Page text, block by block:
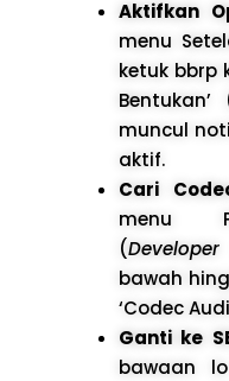
Aktifkan
menu
ketuk bbrp
Bentukan’
muncul
aktif.
Cari
menu
(
bawah
‘Codec
Ganti ke
bawaan